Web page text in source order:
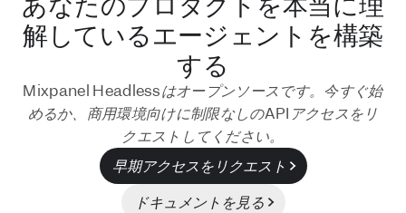
2. ワークスペースを接続する
解しているエージェントを構築
する
Mixpanel Headlessはオープンソースです。今すぐ始
めるか、商用環境向けに制限なしのAPIアクセスをリ
クエストしてください。
早期アクセスをリクエスト
ドキュメントを見る